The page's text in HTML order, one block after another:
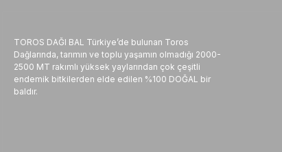
TOROS DAĞI BAL Türkiye’de bulunan Toros
Dağlarında, tarımın ve toplu yaşamın olmadığı 2000-
2500 MT rakımlı yüksek yaylarından çok çeşitli
endemik bitkilerden elde edilen %100 DOĞAL bir
baldır.